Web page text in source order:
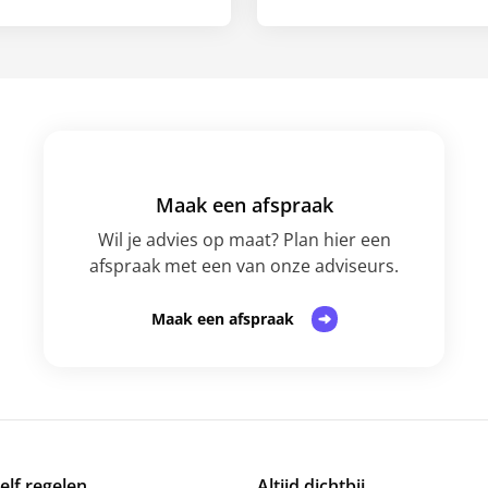
Maak een afspraak
Wil je advies op maat? Plan hier een
afspraak met een van onze adviseurs.
Maak een afspraak